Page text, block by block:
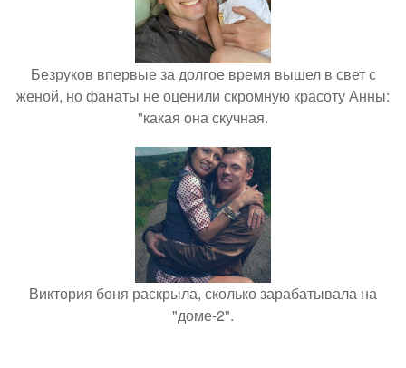
Безруков впервые за долгое время вышел в свет с
женой, но фанаты не оценили скромную красоту Анны:
"какая она скучная.
Виктория боня раскрыла, сколько зарабатывала на
"доме-2".